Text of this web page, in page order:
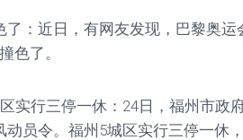
了：近日，有网友发现，巴黎奥
色了。
实行三停一休：24日，福州市政
动员令。福州5城区实行三停一休